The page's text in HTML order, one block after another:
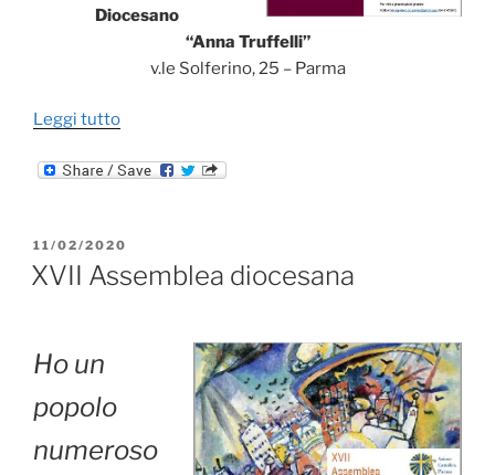
Diocesano
“Anna Truffelli”
v.le Solferino, 25 – Parma
Leggi tutto“XVII
diocesana”
PUBBLICATO
IL
11/02/2020
XVII Assemblea diocesana
Ho un
popolo
numeroso